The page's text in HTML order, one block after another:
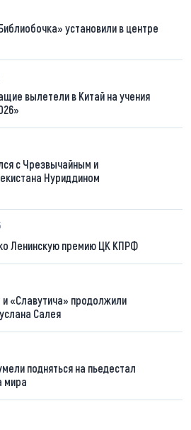
установили в центре
вылетели в Китай на учения
с Чрезвычайным и
Нуриддином
Ленинскую премию ЦК КПРФ
«Славутича» продолжили
Салея
подняться на пьедестал
мира